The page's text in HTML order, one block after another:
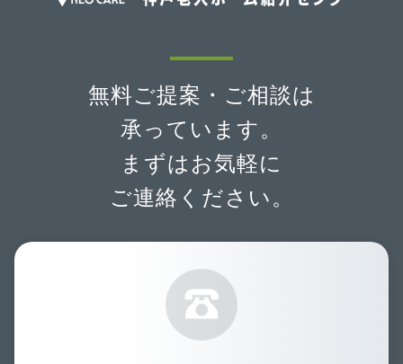
無料ご提案・ご相談は
承っています。
まずはお気軽に
ご連絡ください。